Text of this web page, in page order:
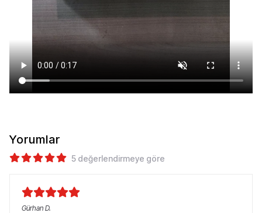
Yorumlar
5 değerlendirmeye göre
Gürhan D.